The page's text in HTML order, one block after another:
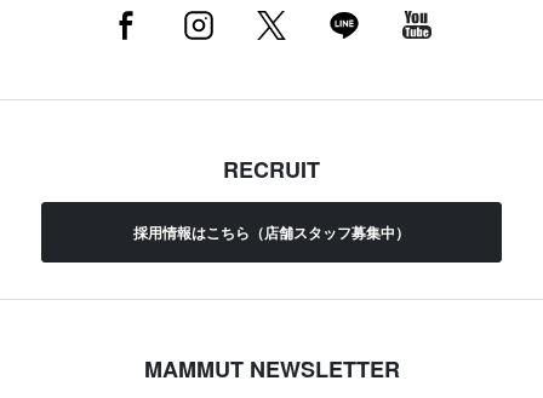
RECRUIT
採用情報はこちら（店舗スタッフ募集中）
MAMMUT NEWSLETTER